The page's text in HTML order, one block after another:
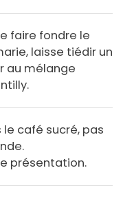
faire fondre le
laisse tiédir un
au mélange
café sucré, pas
présentation.